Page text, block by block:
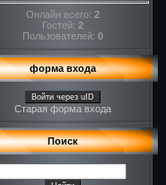
Онлайн всего: 2
Гостей: 2
Пользователей: 0
форма входа
Войти через uID
Старая форма входа
Поиск